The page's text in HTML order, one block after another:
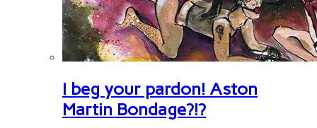
I beg your pardon! Aston
Martin Bondage?!?